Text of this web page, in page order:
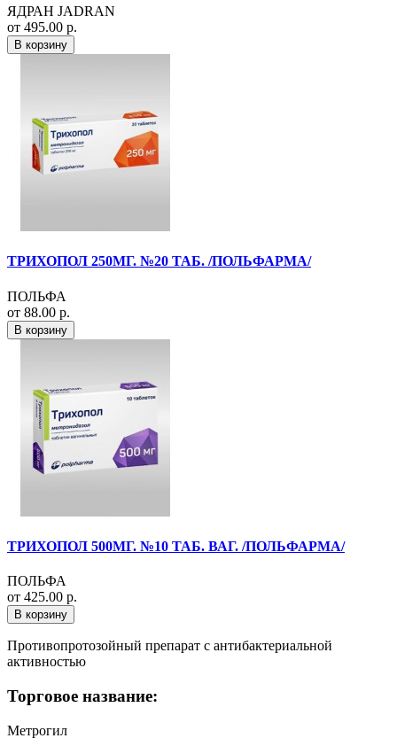
ЯДРАН JADRAN
от 495.00 р.
В корзину
ТРИХОПОЛ 250МГ. №20 ТАБ. /ПОЛЬФАРМА/
ПОЛЬФА
от 88.00 р.
В корзину
ТРИХОПОЛ 500МГ. №10 ТАБ. ВАГ. /ПОЛЬФАРМА/
ПОЛЬФА
от 425.00 р.
В корзину
Противопротозойный препарат с антибактериальной
активностью
Торговое название:
Метрогил